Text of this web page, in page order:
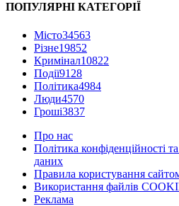
ПОПУЛЯРНІ КАТЕГОРІЇ
Місто34563
Різне19852
Кримінал10822
Події9128
Політика4984
Люди4570
Гроші3837
Про нас
Політика конфіденційності
даних
Правила користування
Використання файлів
Реклама